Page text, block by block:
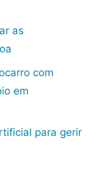
as
com
em
para gerir